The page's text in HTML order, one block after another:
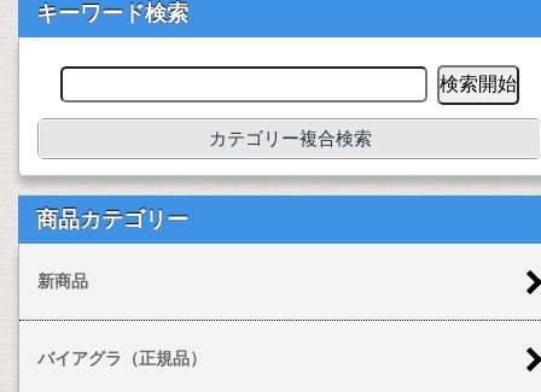
キーワード検索
カテゴリー複合検索
商品カテゴリー
新商品
バイアグラ（正規品）